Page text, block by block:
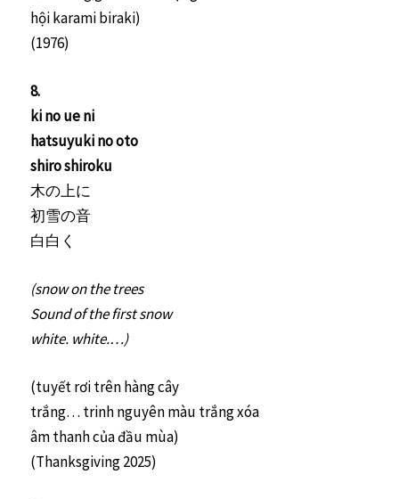
hội karami biraki)
(1976)
8.
ki no ue ni
hatsuyuki no oto
shiro shiroku
木の上に
初雪の音
白白く
(snow on the trees
Sound of the first snow
white. white.…)
(tuyết rơi trên hàng cây
trắng… trinh nguyên màu trắng xóa
âm thanh của đầu mùa)
(Thanksgiving 2025)